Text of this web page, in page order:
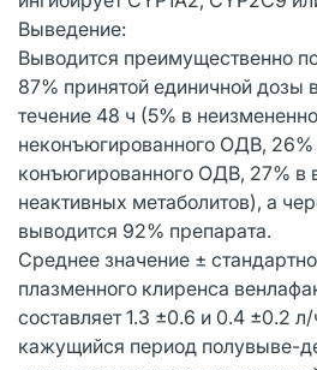
Выведение:
Выводится преимущественно
87% принятой единичной дозы
течение 48 ч (5% в
неконъюгированного ОДВ, 26%
конъюгированного ОДВ, 27% в
неактивных метаболитов), а
выводится 92% препарата.
Среднее значение ±
плазменного клиренса
составляет 1.3 ±0.6 и 0.4 ±0.2 л/
кажущийся период полувыве-